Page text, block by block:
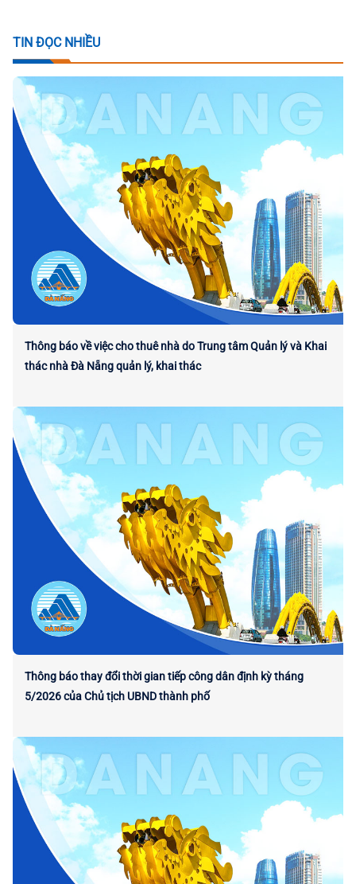
TIN ĐỌC NHIỀU
Thông báo về việc cho thuê nhà do Trung tâm Quản lý và Khai
thác nhà Đà Nẵng quản lý, khai thác
Thông báo thay đổi thời gian tiếp công dân định kỳ tháng
5/2026 của Chủ tịch UBND thành phố